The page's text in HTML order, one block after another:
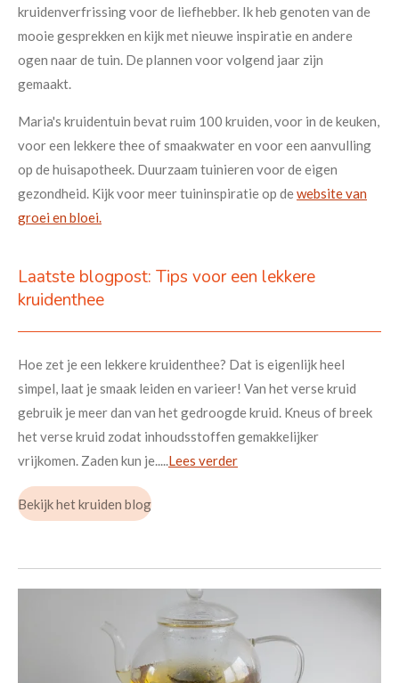
kruidenverfrissing voor de liefhebber. Ik heb genoten van de
mooie gesprekken en kijk met nieuwe inspiratie en andere
ogen naar de tuin. De plannen voor volgend jaar zijn
gemaakt.
Maria's kruidentuin bevat ruim 100 kruiden, voor in de keuken,
voor een lekkere thee of smaakwater en voor een aanvulling
op de huisapotheek. Duurzaam tuinieren voor de eigen
gezondheid. Kijk voor meer tuininspiratie op dewebsite van
groei en bloei.
Laatste blogpost: Tips voor een lekkere
kruidenthee
Hoe zet je een lekkere kruidenthee? Dat is eigenlijk heel
simpel, laat je smaak leiden en varieer! Van het verse kruid
gebruik je meer dan van het gedroogde kruid. Kneus of breek
het verse kruid zodat inhoudsstoffen gemakkelijker
vrijkomen. Zaden kun je.....Lees verder
Bekijk het kruiden blog